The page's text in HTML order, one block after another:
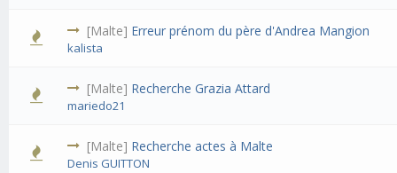
[Malte] Erreur prénom du père d'Andrea Mangion
kalista
[Malte] Recherche Grazia Attard
mariedo21
[Malte] Recherche actes à Malte
Denis GUITTON